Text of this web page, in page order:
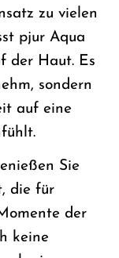
zu vielen
pjur Aqua
der Haut. Es
sondern
auf eine
Sie
die für
der
keine